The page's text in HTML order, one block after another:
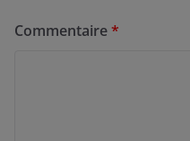
Commentaire*